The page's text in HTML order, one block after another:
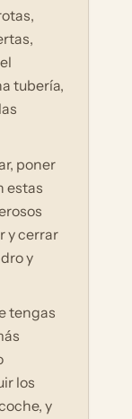
tubería,
poner
estas
y cerrar
y
tengas
los
y